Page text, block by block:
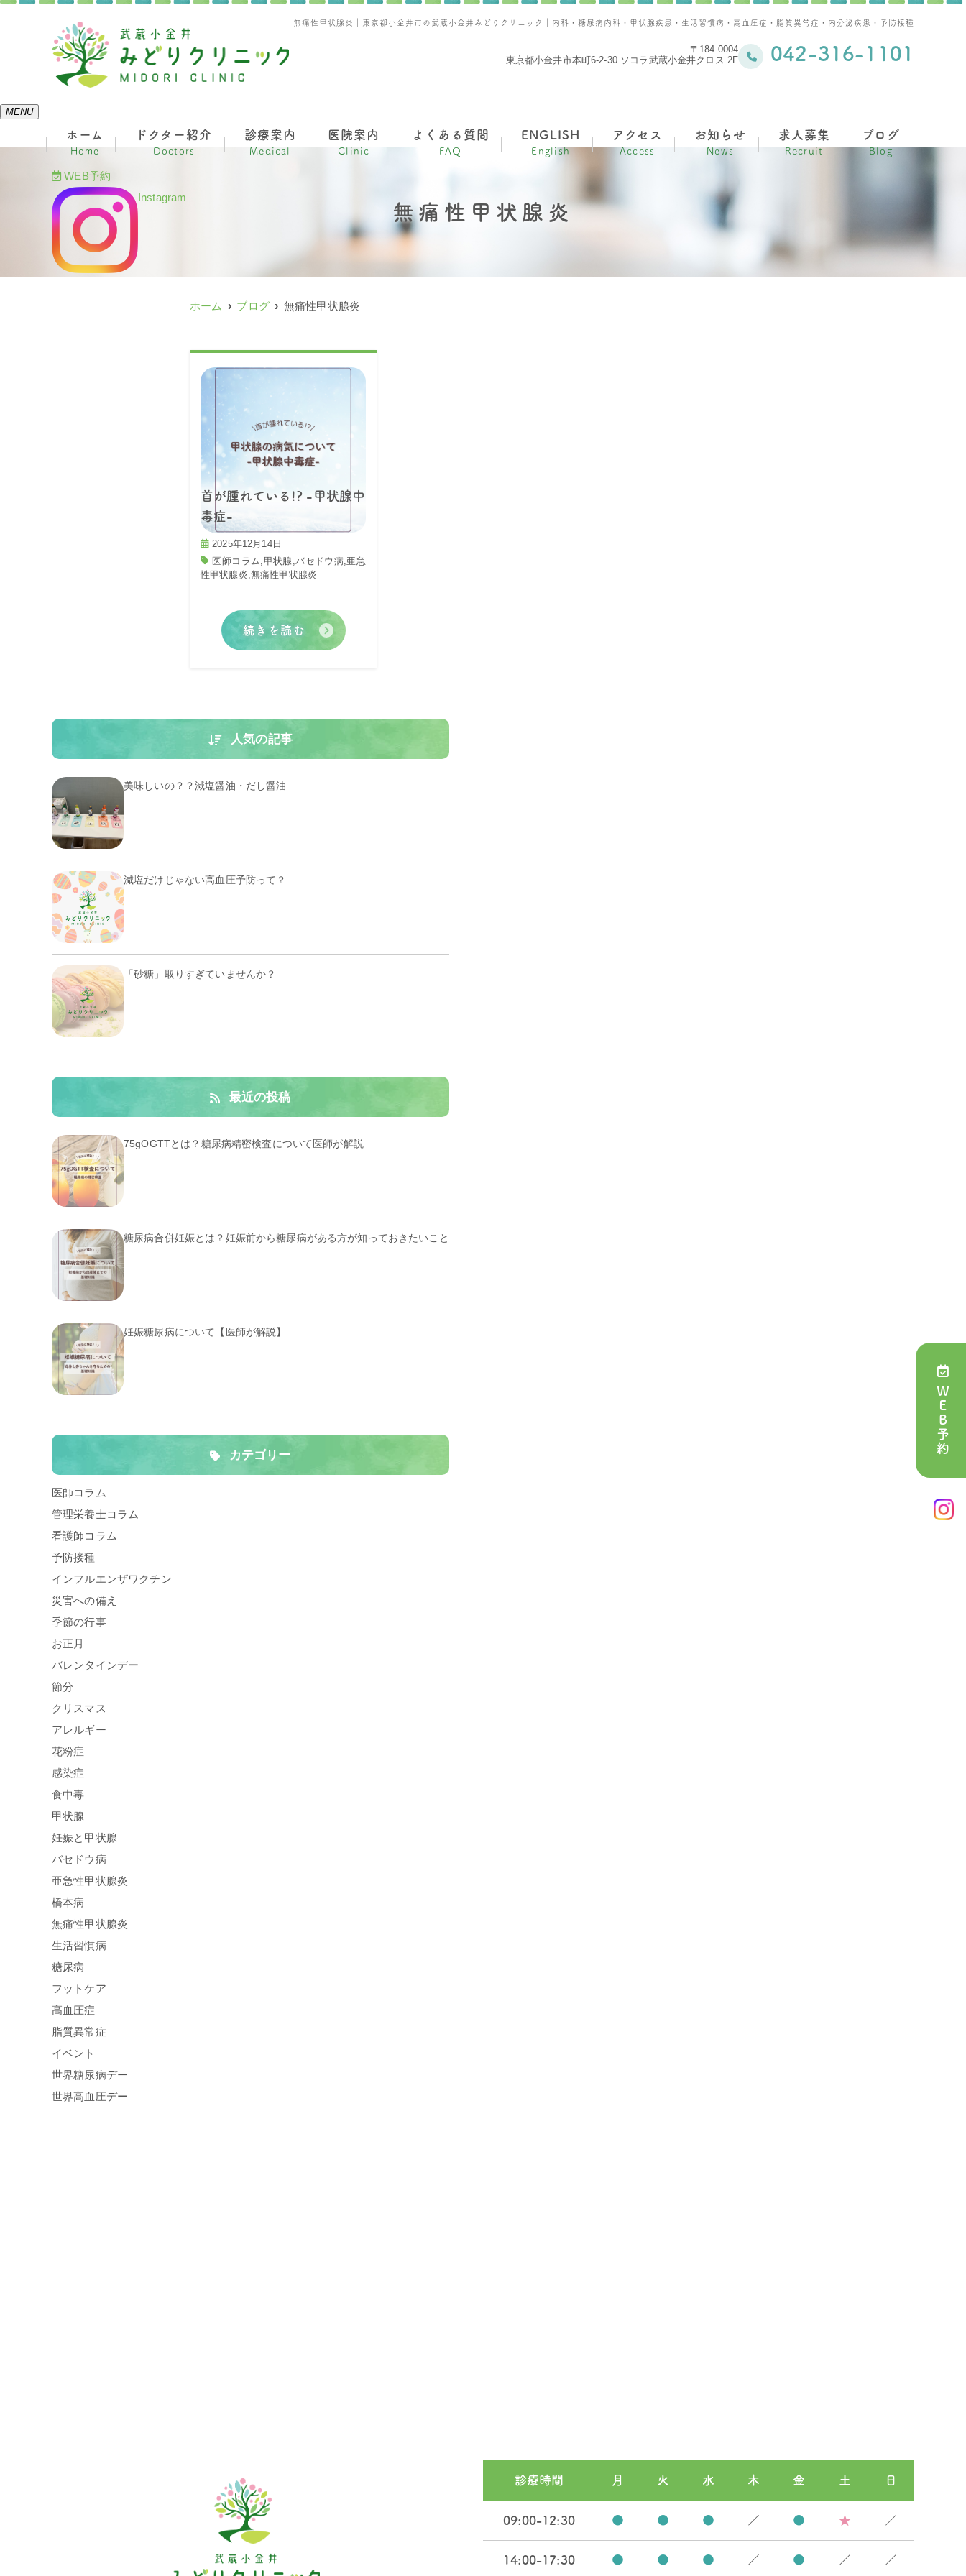
無痛性甲状腺炎｜東京都小金井市の武蔵小金井みどりクリニック｜内科・糖尿病内科・甲状腺疾患・生活習慣病・高血圧症・脂質異常症・内分泌疾患・予防接種
〒184-0004
東京都小金井市本町6-2-30 ソコラ武蔵小金井クロス 2F
042-316-1101
ＷＥＢ予約
MENU
ホーム
Home
ドクター紹介
Doctors
診療案内
Medical
医院案内
Clinic
よくある質問
FAQ
ENGLISH
English
アクセス
Access
お知らせ
News
求人募集
Recruit
ブログ
Blog
WEB予約
Instagram
無痛性甲状腺炎
ホーム ブログ 無痛性甲状腺炎
首が腫れている!? -甲状腺中
毒症-
2025年12月14日
医師コラム,甲状腺,バセドウ病,亜急
性甲状腺炎,無痛性甲状腺炎
続きを読む
人気の記事
美味しいの？？減塩醤油・だし醤油
減塩だけじゃない高血圧予防って？
「砂糖」取りすぎていませんか？
最近の投稿
75gOGTTとは？糖尿病精密検査について医師が解説
糖尿病合併妊娠とは？妊娠前から糖尿病がある方が知っておきたいこと
妊娠糖尿病について【医師が解説】
カテゴリー
医師コラム
管理栄養士コラム
看護師コラム
予防接種
インフルエンザワクチン
災害への備え
季節の行事
お正月
バレンタインデー
節分
クリスマス
アレルギー
花粉症
感染症
食中毒
甲状腺
妊娠と甲状腺
バセドウ病
亜急性甲状腺炎
橋本病
無痛性甲状腺炎
生活習慣病
糖尿病
フットケア
高血圧症
脂質異常症
イベント
世界糖尿病デー
世界高血圧デー
診療時間 月 火 水 木 金 土 日
09:00-12:30 ● ● ● ／ ● ★ ／
14:00-17:30 ● ● ● ／ ● ／ ／